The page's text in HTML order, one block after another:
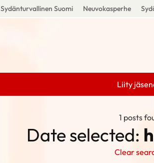
Sydänturvallinen Suomi Neuvokasperhe
Liity
1 posts
Date selected:
Clear